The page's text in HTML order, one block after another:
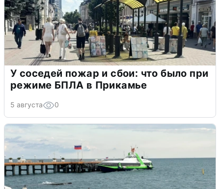
У соседей пожар и сбои: что было при
режиме БПЛА в Прикамье
5 августа 0